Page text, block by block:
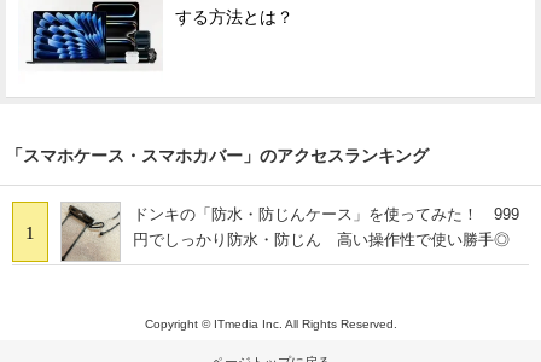
する方法とは？
「スマホケース・スマホカバー」のアクセスランキング
1
ドンキの「防水・防じんケース」を使ってみた！ 999
円でしっかり防水・防じん 高い操作性で使い勝手◎
Copyright © ITmedia Inc. All Rights Reserved.